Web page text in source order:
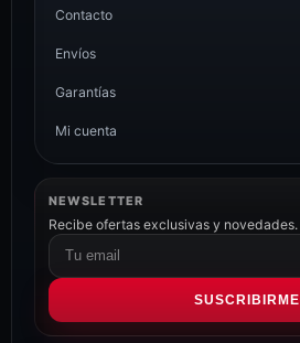
Contacto
Envíos
Garantías
Mi cuenta
NEWSLETTER
Recibe ofertas exclusivas y novedades.
Correo
electrónico
SUSCRIBIRME